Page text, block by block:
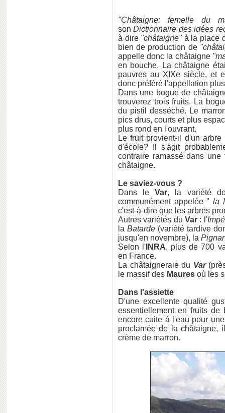
"Châtaigne: femelle du
sonDictionnaire des idées
à dire"châtaigne"à la place
bien de production de
appelle donc la châtaigne
en bouche. La châtaigne
pauvres au XIXe siècle, et
donc préféré l'appellation
Dans une bogue de
trouverez trois fruits. La
du pistil desséché. Le
pics drus, courts et plus
plus rond en l'ouvrant.
Le fruit provient-il d'un
d'école? Il s'agit
contraire ramassé dans
châtaigne.
Le saviez-vous ?
Dans leVar, la variété
communément appelée "la
c'est-à-dire que les arbres
Autres variétés duVar : l'
la Batarde (variété tardive
jusqu'en novembre), la
Selon l' INRA, plus de 700
en France.
La châtaigneraie du Var
le massif des Maures où les
Dans l'assiette
D'une excellente qualité
essentiellement en fruits de
encore cuite à l'eau pour
proclamée de la châtaigne,
crème de marron.